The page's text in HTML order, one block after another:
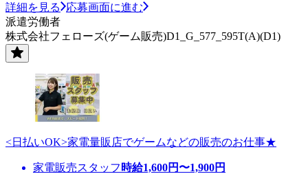
詳細を見る
応募画面に進む
派遣労働者
株式会社フェローズ(ゲーム販売)D1_G_577_595T(A)(D1)
<日払いOK>家電量販店でゲームなどの販売のお仕事★
家電販売スタッフ 時給1,600円〜1,900円